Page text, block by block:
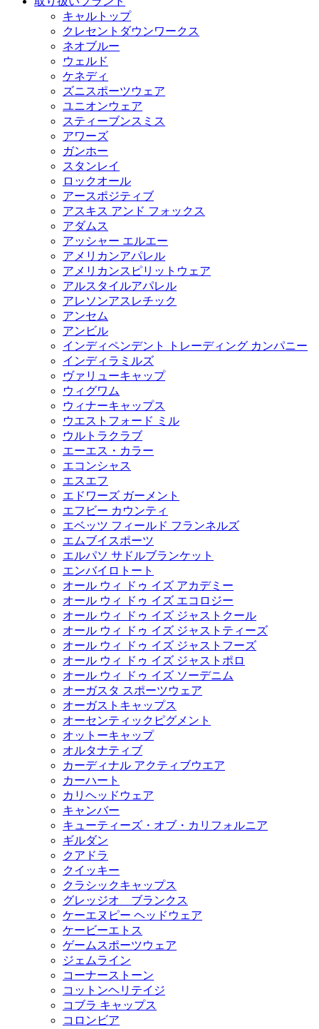
キャルトップ
クレセントダウンワークス
ネオブルー
ウェルド
ケネディ
ズニスポーツウェア
ユニオンウェア
スティーブンスミス
アワーズ
ガンホー
スタンレイ
ロックオール
アースポジティブ
アスキス アンド フォックス
アダムス
アッシャー エルエー
アメリカンアパレル
アメリカンスピリットウェア
アルスタイルアパレル
アレソンアスレチック
アンセム
アンビル
インディペンデント トレーディング カンパニー
インディラミルズ
ヴァリューキャップ
ウィグワム
ウィナーキャップス
ウエストフォード ミル
ウルトラクラブ
エーエス・カラー
エコンシャス
エスエフ
エドワーズ ガーメント
エフビー カウンティ
エベッツ フィールド フランネルズ
エムブイスポーツ
エルパソ サドルブランケット
エンバイロトート
オール ウィ ドゥ イズ アカデミー
オール ウィ ドゥ イズ エコロジー
オール ウィ ドゥ イズ ジャストクール
オール ウィ ドゥ イズ ジャストティーズ
オール ウィ ドゥ イズ ジャストフーズ
オール ウィ ドゥ イズ ジャストポロ
オール ウィ ドゥ イズ ソーデニム
オーガスタ スポーツウェア
オーガストキャップス
オーセンティックピグメント
オットーキャップ
オルタナティブ
カーディナル アクティブウエア
カーハート
カリヘッドウェア
キャンバー
キューティーズ・オブ・カリフォルニア
ギルダン
クアドラ
クイッキー
クラシックキャップス
グレッジオ ブランクス
ケーエヌピー ヘッドウェア
ケービーエトス
ゲームスポーツウェア
ジェムライン
コーナーストーン
コットンヘリテイジ
コブラ キャップス
コロンビア